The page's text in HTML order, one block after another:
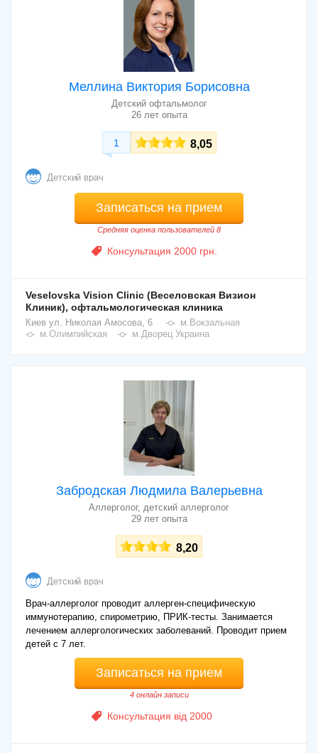
Меллина Виктория Борисовна
Детский офтальмолог
26 лет опыта
1 8,05
Детский врач
Записаться на прием
Средняя оценка пользователей 8
Консультация 2000 грн.
Veselovska Vision Clinic (Веселовская Визион
Клиник), офтальмологическая клиника
Киев ул. Николая Амосова, 6
м.Вокзальная
м.Олимпийская
м.Дворец Украина
Забродская Людмила Валерьевна
Аллерголог, детский аллерголог
29 лет опыта
8,20
Детский врач
Врач-аллерголог проводит аллерген-специфическую
иммунотерапию, спирометрию, ПРИК-тесты. Занимается
лечением аллергологических заболеваний. Проводит прием
детей с 7 лет.
Записаться на прием
4 онлайн записи
Консультация від 2000